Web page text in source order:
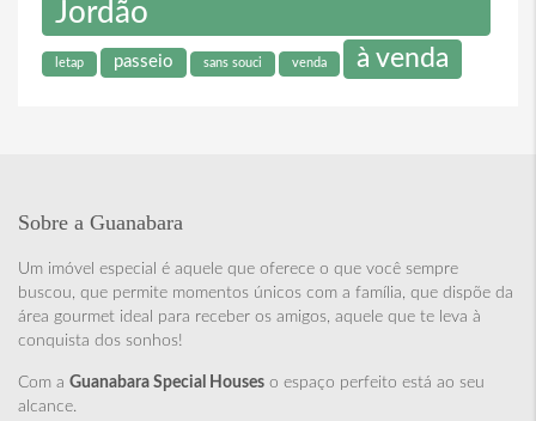
Jordão
letap passeio sans souci venda à venda
Sobre a Guanabara
Um imóvel especial é aquele que oferece o que você sempre
buscou, que permite momentos únicos com a família, que dispõe da
área gourmet ideal para receber os amigos, aquele que te leva à
conquista dos sonhos!
Com a Guanabara Special Houses o espaço perfeito está ao seu
alcance.